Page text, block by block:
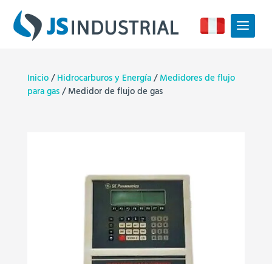
Inicio/Hidrocarburos y Energía/Medidores de flujo
para gas/ Medidor de flujo de gas